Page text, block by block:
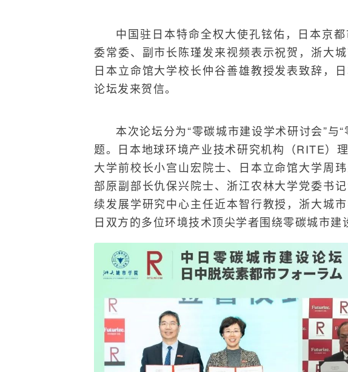
中国驻日本特命全权大使孔铉佑，日本京
委常委、副市长陈瑾发来视频表示祝贺，浙大
日本立命馆大学校长仲谷善雄教授发表致辞，
论坛发来贺信。
本次论坛分为“零碳城市建设学术研讨会”与
题。日本地球环境产业技术研究机构（RITE）
大学前校长小宫山宏院士、日本立命馆大学周
部原副部长仇保兴院士、浙江农林大学党委书
续发展学研究中心主任近本智行教授，浙大城
日双方的多位环境技术顶尖学者围绕零碳城市建